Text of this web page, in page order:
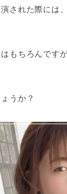
された際には
もちろんです
うか？